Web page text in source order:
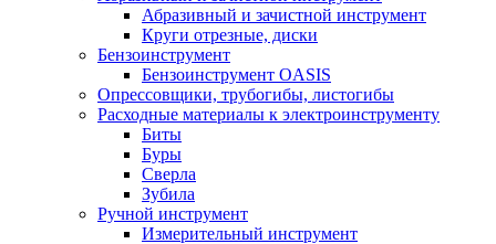
Абразивный и зачистной инструмент
Круги отрезные, диски
Бензоинструмент
Бензоинструмент OASIS
Опрессовщики, трубогибы, листогибы
Расходные материалы к электроинструменту
Биты
Буры
Сверла
Зубила
Ручной инструмент
Измерительный инструмент